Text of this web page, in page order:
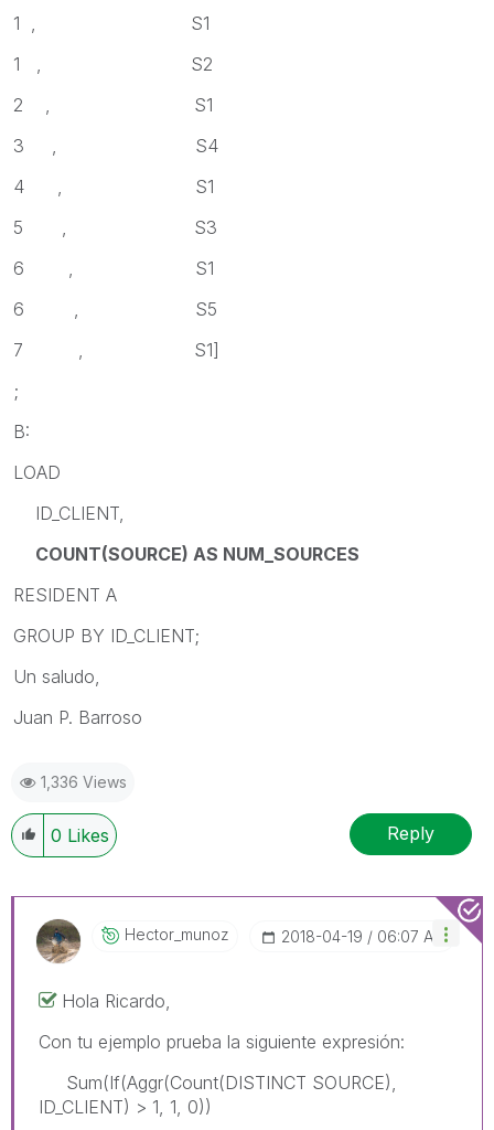
1 , S1
1 , S2
2 , S1
3 , S4
4 , S1
5 , S3
6 , S1
6 , S5
7 , S1]
;
B:
LOAD
ID_CLIENT,
COUNT(SOURCE) AS NUM_SOURCES
RESIDENT A
GROUP BY ID_CLIENT;
Un saludo,
Juan P. Barroso
1,336 Views
0 Likes Reply
Hector_munoz ‎2018-04-19 06:07 AM
Hola Ricardo,
Con tu ejemplo prueba la siguiente expresión:
Sum(If(Aggr(Count(DISTINCT SOURCE),
ID_CLIENT) > 1, 1, 0))